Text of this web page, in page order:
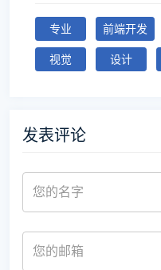
专业 前端开发
视觉
设计
发表评论